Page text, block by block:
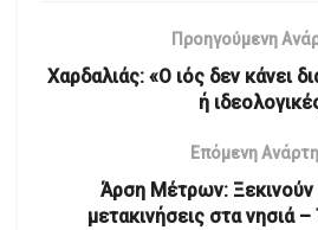
Προηγούμενη
Χαρδαλιάς: «Ο ιός δεν κάνει
ή
Επόμενη
Άρση Μέτρων: Ξεκινούν
μετακινήσεις στα νησιά